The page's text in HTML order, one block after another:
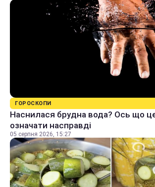
ГОРОСКОПИ
Наснилася брудна вода? Ось що
означати насправді
05 серпня 2026, 15:27